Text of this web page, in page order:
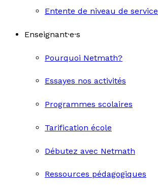
Entente de niveau de service
Enseignant·e·s
Pourquoi Netmath?
Essayes nos activités
Programmes scolaires
Tarification école
Débutez avec Netmath
Ressources pédagogiques